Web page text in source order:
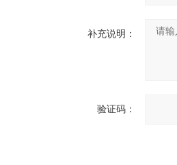
补充说明：
验证码：